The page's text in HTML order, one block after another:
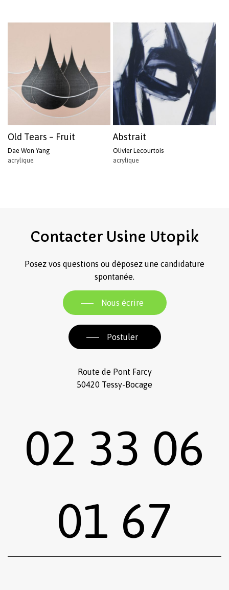
Old Tears – Fruit
Dae Won Yang
acrylique
Abstrait
Olivier Lecourtois
acrylique
Contacter Usine Utopik
Posez vos questions ou déposez une candidature
spontanée.
Nous écrire
Postuler
Route de Pont Farcy
50420 Tessy-Bocage
02 33 06
01 67